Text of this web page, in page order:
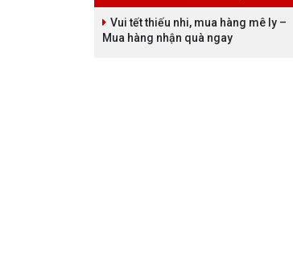
Vui tết thiếu nhi, mua hàng mê ly –
Mua hàng nhận quà ngay